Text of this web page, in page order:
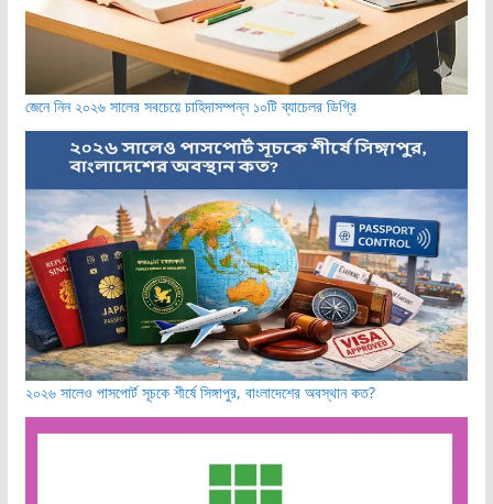
জেনে নিন ২০২৬ সালের সবচেয়ে চাহিদাসম্পন্ন ১০টি ব্যাচেলর ডিগ্রি
২০২৬ সালেও পাসপোর্ট সূচকে শীর্ষে সিঙ্গাপুর, বাংলাদেশের অবস্থান কত?